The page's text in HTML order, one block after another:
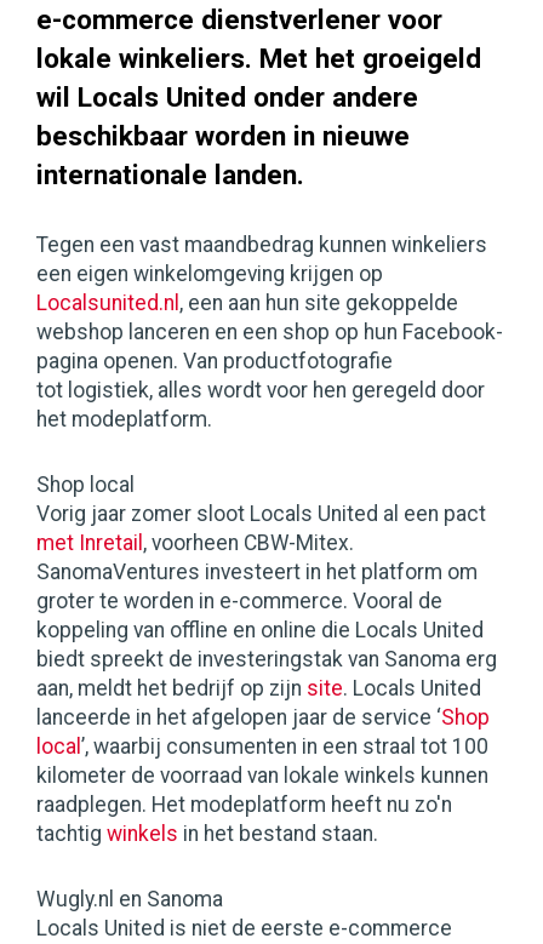
e-commerce dienstverlener voor
lokale winkeliers. Met het groeigeld
wil Locals United onder andere
beschikbaar worden in nieuwe
internationale landen.
Tegen een vast maandbedrag kunnen winkeliers
een eigen winkelomgeving krijgen op
Localsunited.nl , een aan hun site gekoppelde
webshop lanceren en een shop op hun Facebook-
pagina openen. Van productfotografie
tot logistiek, alles wordt voor hen geregeld door
het modeplatform.
Shop local
Vorig jaar zomer sloot Locals United al een pact
met Inretail , voorheen CBW-Mitex.
SanomaVentures investeert in het platform om
groter te worden in e-commerce. Vooral de
koppeling van offline en online die Locals United
biedt spreekt de investeringstak van Sanoma erg
aan, meldt het bedrijf op zijn site. Locals United
lanceerde in het afgelopen jaar de service ‘Shop
local ’, waarbij consumenten in een straal tot 100
kilometer de voorraad van lokale winkels kunnen
raadplegen. Het modeplatform heeft nu zo'n
tachtig winkels in het bestand staan.
Wugly.nl en Sanoma
Locals United is niet de eerste e-commerce